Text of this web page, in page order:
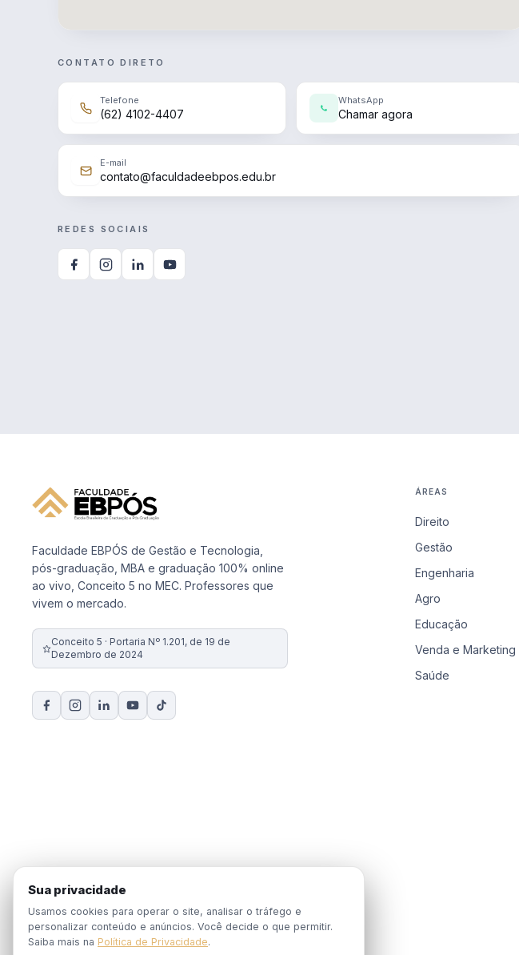
CONTATO DIRETO
Telefone
(62) 4102-4407
WhatsApp
Chamar agora
E-mail
contato@faculdadeebpos.edu.br
REDES SOCIAIS
Faculdade EBPÓS de Gestão e Tecnologia,
pós-graduação, MBA e graduação 100% online
ao vivo, Conceito 5 no MEC. Professores que
vivem o mercado.
Conceito 5 · Portaria Nº 1.201, de 19 de
Dezembro de 2024
ÁREAS
Direito
Gestão
Engenharia
Agro
Educação
Venda e Marketing
Saúde
Sua privacidade
Usamos cookies para operar o site, analisar o tráfego e
personalizar conteúdo e anúncios. Você decide o que permitir.
Saiba mais na Política de Privacidade.